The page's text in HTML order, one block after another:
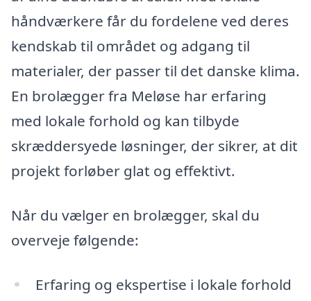
håndværkere får du fordelene ved deres
kendskab til området og adgang til
materialer, der passer til det danske klima.
En brolægger fra Meløse har erfaring
med lokale forhold og kan tilbyde
skræddersyede løsninger, der sikrer, at dit
projekt forløber glat og effektivt.
Når du vælger en brolægger, skal du
overveje følgende:
Erfaring og ekspertise i lokale forhold